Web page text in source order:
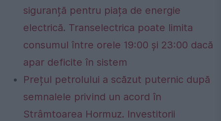
siguranță pentru piața de energie
electrică. Transelectrica poate limita
consumul între orele 19:00 și 23:00 dacă
apar deficite în sistem
Prețul petrolului a scăzut puternic după
semnalele privind un acord în
Strâmtoarea Hormuz. Investitorii